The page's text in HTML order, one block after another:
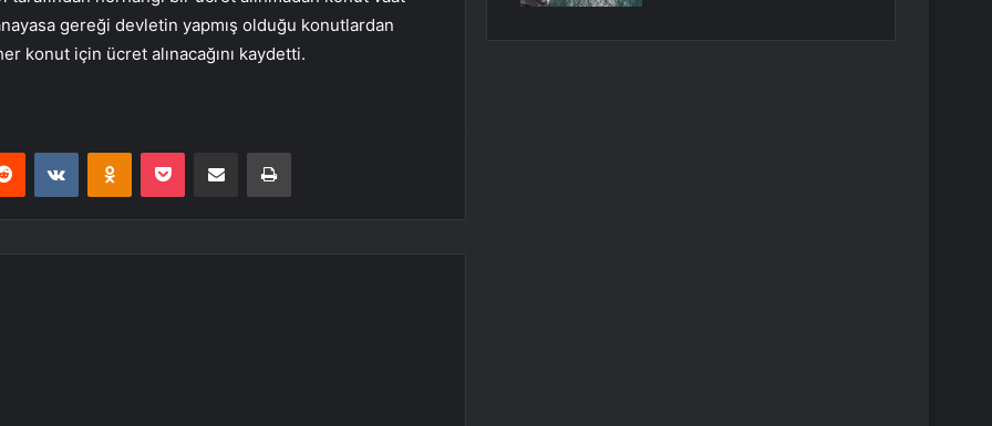
gereği devletin yapmış olduğu konutlardan
konut için ücret alınacağını kaydetti.
Reddit VKontakteOdnoklassniki
Pocket E-Posta ile paylaş Yazdır